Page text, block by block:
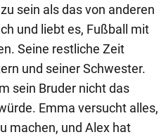
sein als das von anderen
und liebt es, Fußball mit
Seine restliche Zeit
und seiner Schwester.
sein Bruder nicht das
Emma versucht alles,
machen, und Alex hat